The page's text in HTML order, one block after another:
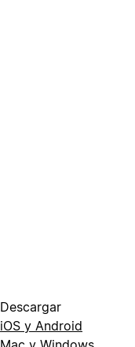
Descargar
iOS y Android